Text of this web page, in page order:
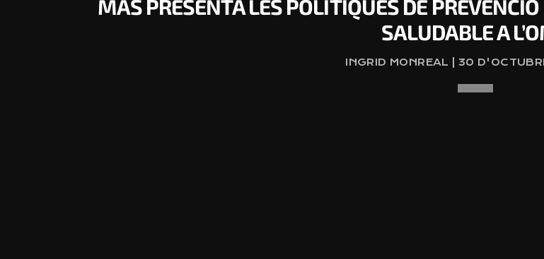
MAS PRESENTA LES POLÍTIQUES DE
SALUDABLE A
INGRID MONREAL | 30